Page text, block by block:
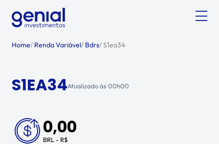
Home/ Renda Variável/ Bdrs/S1ea34
S1EA34Atualizado às 00h00
0,00
BRL - R$